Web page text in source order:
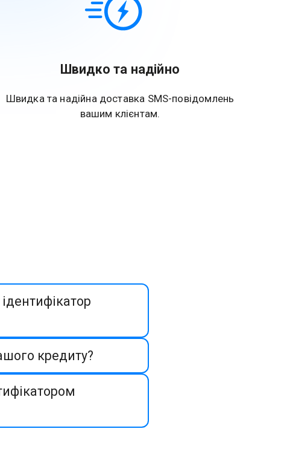
Швидко та надійно
Швидка та надійна доставка SMS-повідомлень
вашим клієнтам.
кредиту?